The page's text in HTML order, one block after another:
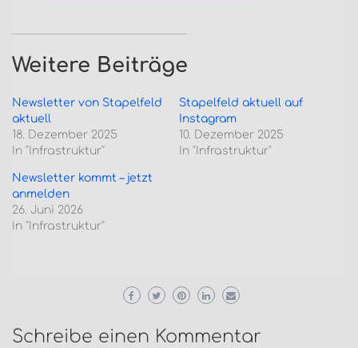
Weitere Beiträge
Newsletter von Stapelfeld
aktuell
18. Dezember 2025
In "Infrastruktur"
Stapelfeld aktuell auf
Instagram
10. Dezember 2025
In "Infrastruktur"
Newsletter kommt – jetzt
anmelden
26. Juni 2026
In "Infrastruktur"
Schreibe einen Kommentar